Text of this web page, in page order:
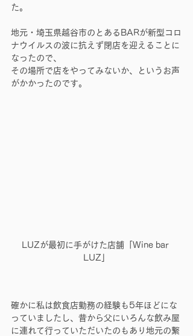
た。
地元・埼玉県越谷市のとあるBARが新型コロ
ナウイルスの波に抗えず閉店を迎えることに
なったので、
その場所で店をやってみないか、というお声
がかかったのです。
LUZが最初に手がけた店舗「Wine bar
LUZ」
確かに私は飲食店勤務の経験も5年ほどにな
っていましたし、昔から父にいろんな飲み屋
に連れて行っていただいたのもあり地元の繋